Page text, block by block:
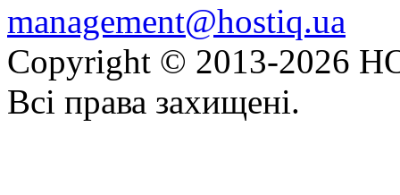
management@hostiq.ua
Copyright © 2013-2026
Всі права захищені.